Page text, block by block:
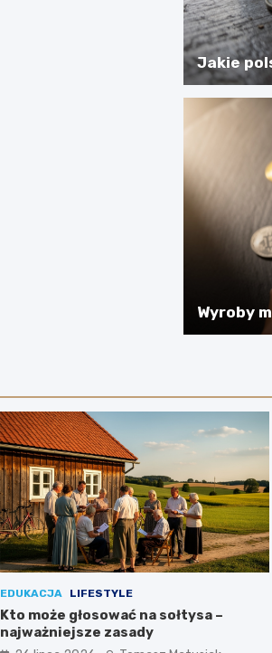
Jakie
Wyroby
EDUKACJA LIFESTYLE
Kto może głosować na sołtysa –
najważniejsze zasady